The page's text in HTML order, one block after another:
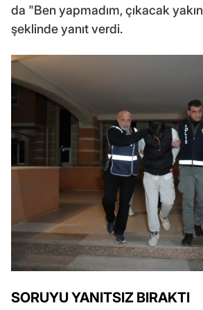
da "Ben yapmadım, çıkacak
şeklinde yanıt verdi.
SORUYU YANITSIZ BIRAKTI